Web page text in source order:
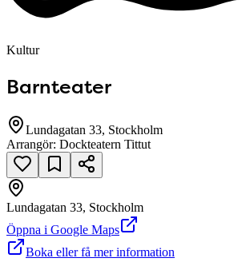
Kultur
Barnteater
Lundagatan 33, Stockholm
Arrangör: Dockteatern Tittut
Lundagatan 33
Lundagatan 33, Stockholm
Öppna i Google Maps
Boka eller få mer information